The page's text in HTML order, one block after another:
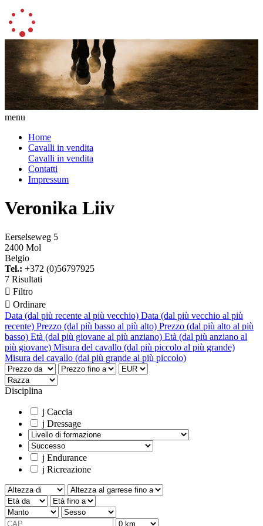
menu
Home
Cavalli in vendita
Cavalli in vendita
Contatti
Impressum
Veronika Liiv
Eerselseweg 5
2400 Mol
Belgio
Tel.: +372 (0)56797925
7 Risultati
 Filtro
 Ordinare
Data (dal più recente al più vecchio) Data (dal più vecchio al più
recente) Prezzo (dal più basso al più alto) Prezzo (dal più alto al più
basso) Età (dal più giovane al più anziano) Età (dal più anziano al
più giovane) Misura del cavallo (dal più piccolo al più grande)
Misura del cavallo (dal più grande al più piccolo)
Disciplina
j Caccia
j Dressage
j Endurance
j Ricreazione